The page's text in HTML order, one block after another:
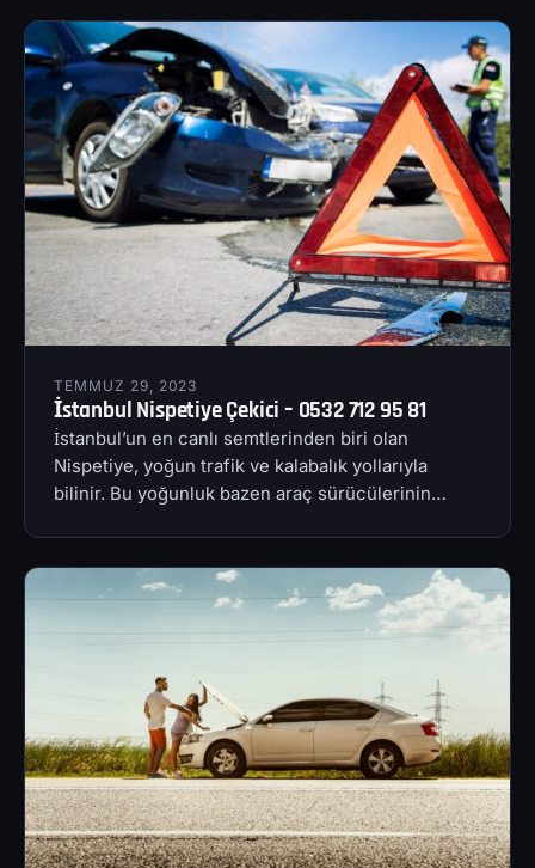
TEMMUZ 29, 2023
İstanbul Nispetiye Çekici – 0532 712 95 81
İstanbul’un en canlı semtlerinden biri olan
Nispetiye, yoğun trafik ve kalabalık yollarıyla
bilinir. Bu yoğunluk bazen araç sürücülerinin…